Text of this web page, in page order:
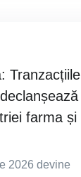
Tranzacțiile
farma și
2026 devine